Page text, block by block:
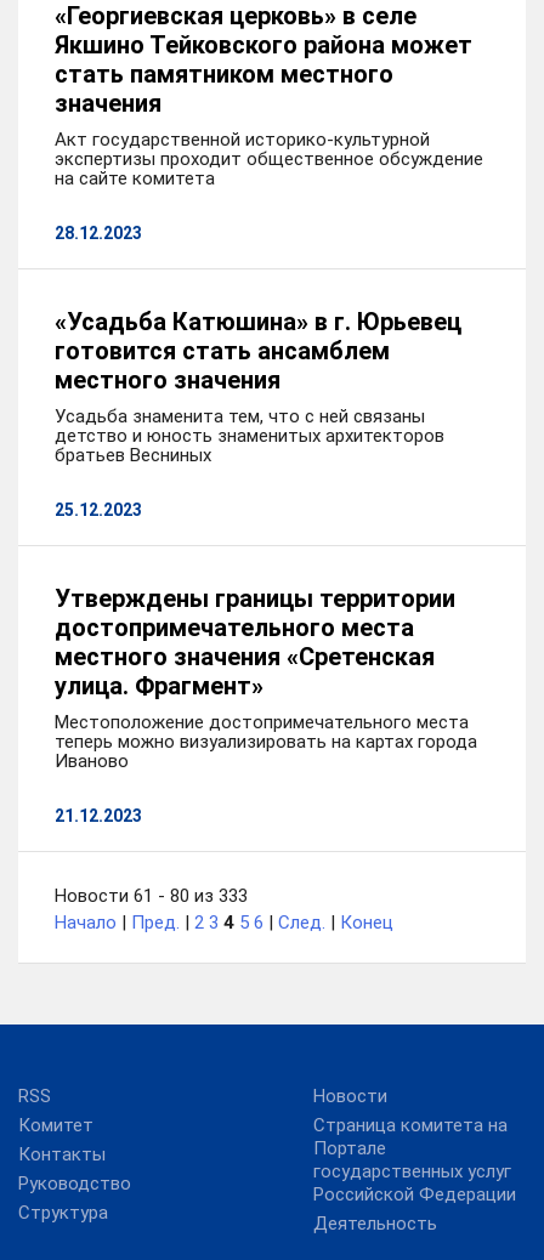
«Георгиевская церковь» в селе
Якшино Тейковского района может
стать памятником местного
значения
Акт государственной историко-культурной
экспертизы проходит общественное обсуждение
на сайте комитета
28.12.2023
«Усадьба Катюшина» в г. Юрьевец
готовится стать ансамблем
местного значения
Усадьба знаменита тем, что с ней связаны
детство и юность знаменитых архитекторов
братьев Весниных
25.12.2023
Утверждены границы территории
достопримечательного места
местного значения «Сретенская
улица. Фрагмент»
Местоположение достопримечательного места
теперь можно визуализировать на картах города
Иваново
21.12.2023
Новости 61 - 80 из 333
Начало | Пред. | 2 3 4 5 6 | След. | Конец
RSS
Комитет
Контакты
Руководство
Структура
Новости
Страница комитета на
Портале
государственных услуг
Российской Федерации
Деятельность